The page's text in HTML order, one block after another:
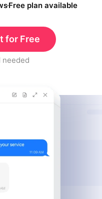
Free plan available
for Free
needed